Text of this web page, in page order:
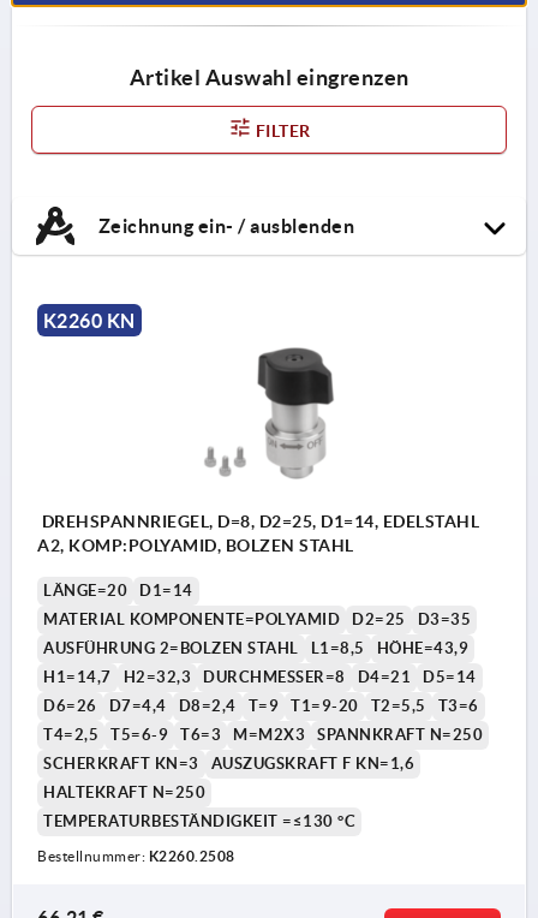
Artikel Auswahl eingrenzen
FILTER
Zeichnung ein- / ausblenden
2) Montagemöglichkeit 2
K2260 KN
DREHSPANNRIEGEL, D=8, D2=25, D1=14, EDELSTAHL
A2, KOMP:POLYAMID, BOLZEN STAHL
LÄNGE=20
D1=14
MATERIAL KOMPONENTE=POLYAMID
D2=25
D3=35
AUSFÜHRUNG 2=BOLZEN STAHL
L1=8,5
HÖHE=43,9
H1=14,7
H2=32,3 DURCHMESSER=8 D4=21
D5=14
D6=26
D7=4,4 D8=2,4 T=9 T1=9-20 T2=5,5
T3=6
T4=2,5
T5=6-9 T6=3 M=M2X3
SPANNKRAFT N=250
SCHERKRAFT KN=3
AUSZUGSKRAFT F KN=1,6
HALTEKRAFT N=250
TEMPERATURBESTÄNDIGKEIT =≤130 °C
Bestellnummer: K2260.2508